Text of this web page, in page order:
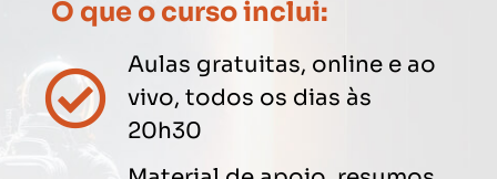
O que o curso inclui:
Aulas gratuitas, online e ao
vivo, todos os dias às
20h30